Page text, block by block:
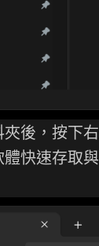
後，按下
快速存取